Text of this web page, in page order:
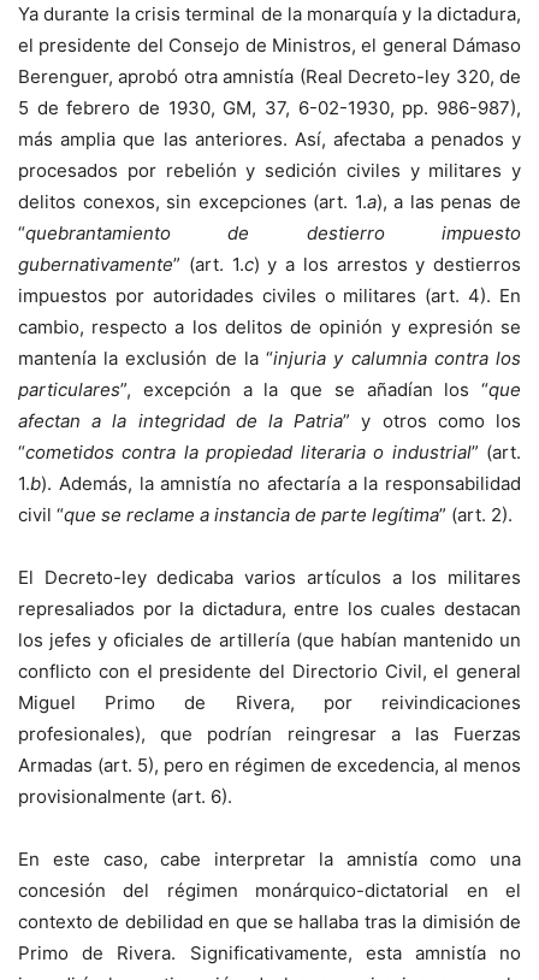
Ya durante la crisis terminal de la monarquía y la dictadura,
el presidente del Consejo de Ministros, el general Dámaso
Berenguer, aprobó otra amnistía (Real Decreto-ley 320, de
5 de febrero de 1930, GM, 37, 6-02-1930, pp. 986-987),
más amplia que las anteriores. Así, afectaba a penados y
procesados por rebelión y sedición civiles y militares y
delitos conexos, sin excepciones (art. 1.a), a las penas de
“quebrantamiento de destierro impuesto
gubernativamente” (art. 1.c) y a los arrestos y destierros
impuestos por autoridades civiles o militares (art. 4). En
cambio, respecto a los delitos de opinión y expresión se
mantenía la exclusión de la “injuria y calumnia contra los
particulares”, excepción a la que se añadían los “que
afectan a la integridad de la Patria” y otros como los
“cometidos contra la propiedad literaria o industrial” (art.
1.b). Además, la amnistía no afectaría a la responsabilidad
civil “que se reclame a instancia de parte legítima” (art. 2).
El Decreto-ley dedicaba varios artículos a los militares
represaliados por la dictadura, entre los cuales destacan
los jefes y oficiales de artillería (que habían mantenido un
conflicto con el presidente del Directorio Civil, el general
Miguel Primo de Rivera, por reivindicaciones
profesionales), que podrían reingresar a las Fuerzas
Armadas (art. 5), pero en régimen de excedencia, al menos
provisionalmente (art. 6).
En este caso, cabe interpretar la amnistía como una
concesión del régimen monárquico-dictatorial en el
contexto de debilidad en que se hallaba tras la dimisión de
Primo de Rivera. Significativamente, esta amnistía no